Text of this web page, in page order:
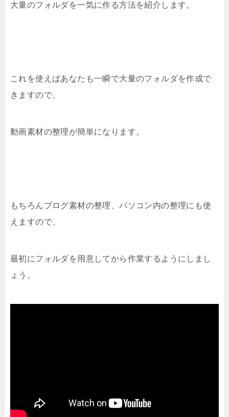
大量のフォルダを一気に作る方法を紹介します。
これを使えばあなたも一瞬で大量のフォルダを作成で
きますので、
動画素材の整理が簡単になります。
もちろんブログ素材の整理、パソコン内の整理にも使
えますので、
最初にフォルダを用意してから作業するようにしまし
ょう。